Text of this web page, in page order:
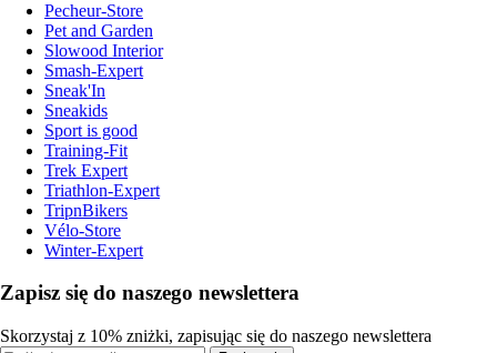
Pecheur-Store
Pet and Garden
Slowood Interior
Smash-Expert
Sneak'In
Sneakids
Sport is good
Training-Fit
Trek Expert
Triathlon-Expert
TripnBikers
Vélo-Store
Winter-Expert
Zapisz się do naszego newslettera
Skorzystaj z 10% zniżki, zapisując się do naszego newslettera